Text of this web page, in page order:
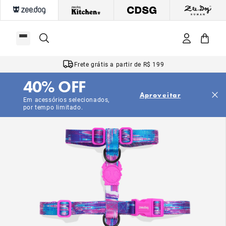
Frete grátis a partir de R$ 199
Em acessórios selecionados,
por tempo limitado.
40% OFF Aproveitar